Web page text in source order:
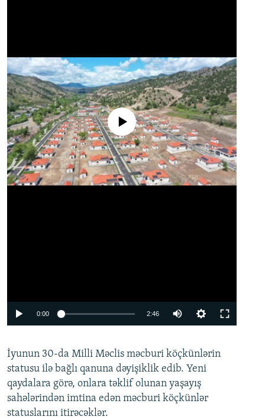
No media source currently available
0:00 2:46
360p
480p
720p
İyunun 30-da Milli Məclis məcburi köçkünlərin
statusu ilə bağlı qanuna dəyişiklik edib. Yeni
qaydalara görə, onlara təklif olunan yaşayış
sahələrindən imtina edən məcburi köçkünlər
statuslarını itirəcəklər.